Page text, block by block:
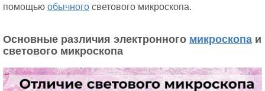
помощью обычного светового микроскопа.
Основные различия электронного микроскопа и
светового микроскопа